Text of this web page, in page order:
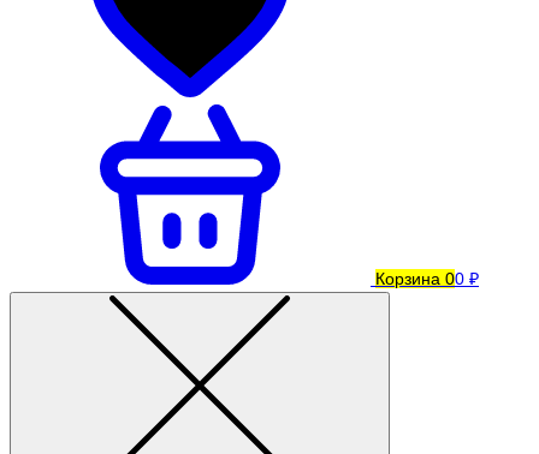
Корзина 00 ₽